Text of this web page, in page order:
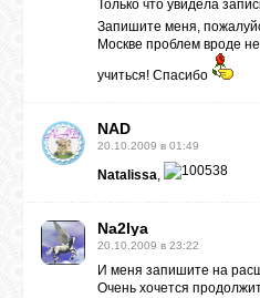
Только что увидела
Запишите меня,
Москве проблем вроде
учиться! Спасибо
NAD
20.10.2009 в 01:49
Natalissa,
Na2lya
20.10.2009 в 23:22
И меня запишите на
Очень хочется